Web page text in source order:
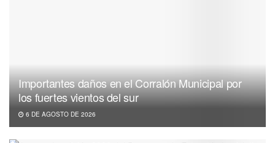
Importantes daños en el Corralón Municipal por
los fuertes vientos del sur
6 DE AGOSTO DE 2026